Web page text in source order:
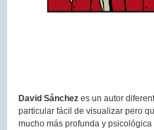
David Sánchez es un autor
particular fácil de visualizar pero
mucho más profunda y